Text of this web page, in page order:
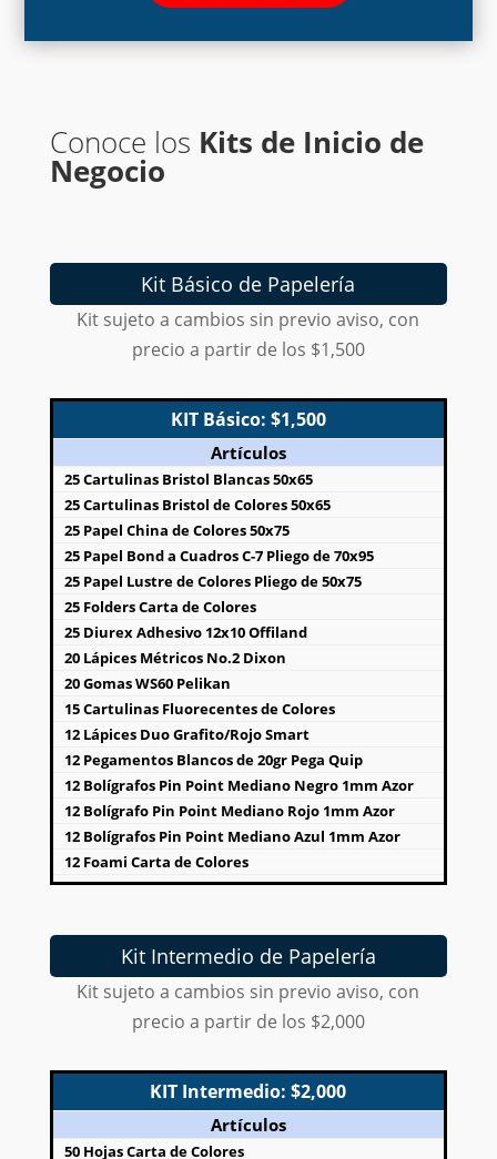
Conoce los Kits de Inicio de
Negocio
Kit Básico de Papelería
Kit sujeto a cambios sin previo aviso, con
precio a partir de los $1,500
KIT Básico: $1,500
Artículos
25 Cartulinas Bristol Blancas 50x65
25 Cartulinas Bristol de Colores 50x65
25 Papel China de Colores 50x75
25 Papel Bond a Cuadros C-7 Pliego de 70x95
25 Papel Lustre de Colores Pliego de 50x75
25 Folders Carta de Colores
25 Diurex Adhesivo 12x10 Offiland
20 Lápices Métricos No.2 Dixon
20 Gomas WS60 Pelikan
15 Cartulinas Fluorecentes de Colores
12 Lápices Duo Grafito/Rojo Smart
12 Pegamentos Blancos de 20gr Pega Quip
12 Bolígrafos Pin Point Mediano Negro 1mm Azor
12 Bolígrafo Pin Point Mediano Rojo 1mm Azor
12 Bolígrafos Pin Point Mediano Azul 1mm Azor
12 Foami Carta de Colores
10 Papel Crepe de Colores 50x2m Pingüino
5 Cuadernos Profesionales con Espiral a Cuadros C-
7 con 100 Hojas Swing
5 Cuadernos Profesionales con Espiral a Rayas con
100 Hojas Swing
5 Cajas de 12 Colores Cortos Mapita Dixon
3 Cajas de 12 Crayon Redondos Delgados Smarty
1 Bolsa de 25 Sacapuntas de Plástico Kaiser
Kit Intermedio de Papelería
Kit sujeto a cambios sin previo aviso, con
precio a partir de los $2,000
KIT Intermedio: $2,000
Artículos
50 Hojas Carta de Colores